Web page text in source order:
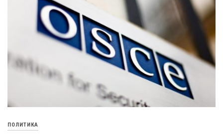
ПОЛИТИКА